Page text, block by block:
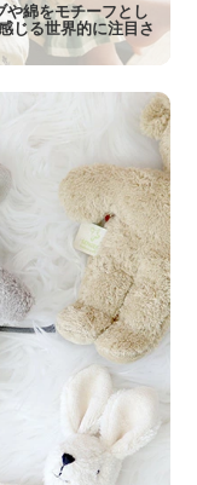
や綿をモチーフとし
じる世界的に注目さ